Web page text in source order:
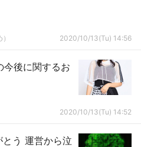
2020/10/13(Tu) 14:56
今後に関するお
2020/10/13(Tu) 14:52
とう 運営から泣